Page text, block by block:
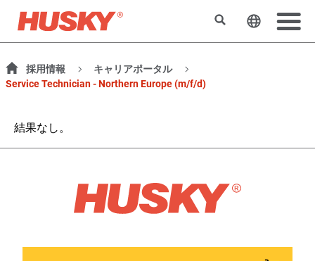
検索 ウェブサ
採用情報
キャリアポータル
Service Technician - Northern Europe (m/f/d)
結果なし。